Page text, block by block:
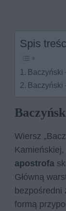
Spis
Baczyński
Baczyński
Wiersz
apostrofa
Główną
bezpośredni
formą